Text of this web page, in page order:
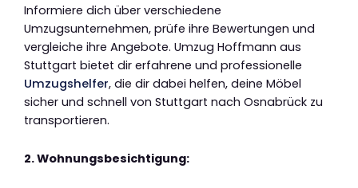
Informiere dich über verschiedene
Umzugsunternehmen, prüfe ihre Bewertungen und
vergleiche ihre Angebote. Umzug Hoffmann aus
Stuttgart bietet dir erfahrene und professionelle
Umzugshelfer, die dir dabei helfen, deine Möbel
sicher und schnell von Stuttgart nach Osnabrück zu
transportieren.
2. Wohnungsbesichtigung: